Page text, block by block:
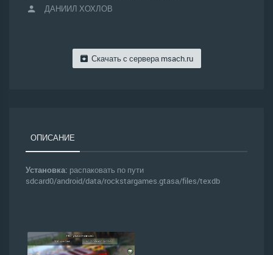
ДАНИИЛ ХОХЛОВ
Скачать с сервераmsach.ru
ОПИСАНИЕ
Установка: распаковать по пути
sdcard0/android/data/rockstargames.gtasa/files/texdb